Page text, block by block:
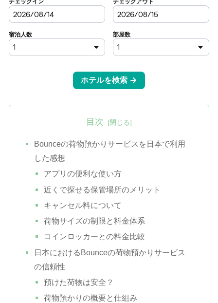
目次
Bounceの荷物預かりサービスを日本で利用
した感想
アプリの便利な使い方
近くで探せる保管場所のメリット
キャンセル料について
荷物サイズの制限と料金体系
コインロッカーとの料金比較
日本におけるBounceの荷物預かりサービス
の信頼性
預けた荷物は安全？
荷物預かりの概要と仕組み